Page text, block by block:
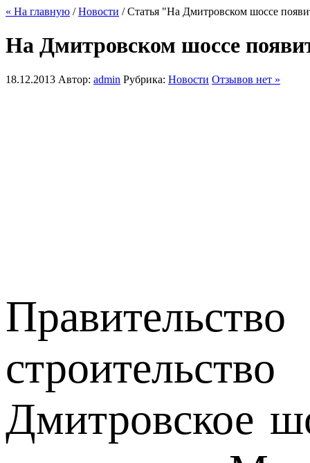
« На главную /Новости / Статья "На Дмитровском шоссе
На Дмитровском шоссе
18.12.2013 Автор: admin Рубрика: Новости Отзывов нет »
Дмитровское